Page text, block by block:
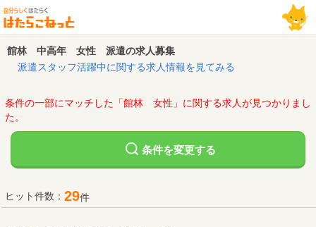
館林 中高年 女性 派遣の求人募集
派遣スタッフ活躍中に関する求人情報を見てみる
条件の一部にマッチした「館林 女性」に関する求人が見つかりまし
た。
条件を変更する
ヒット件数： 29件